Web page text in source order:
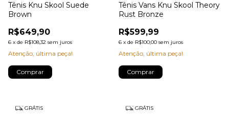
Tênis Knu Skool Suede
Brown
R$649,90
6 x de R$108,32 sem juros
Atenção, última peça!
Comprar
Tênis Vans Knu Skool Theory
Rust Bronze
R$599,99
6 x de R$100,00 sem juros
Atenção, última peça!
Comprar
GRÁTIS GRÁTIS